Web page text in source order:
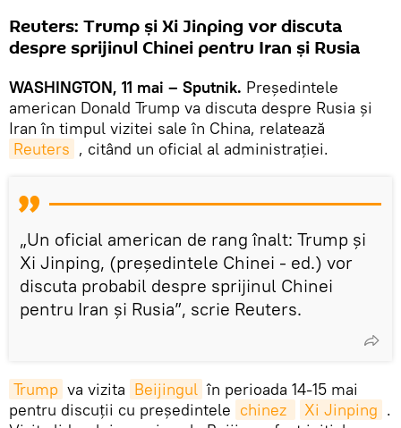
Reuters: Trump și Xi Jinping vor discuta
despre sprijinul Chinei pentru Iran și Rusia
WASHINGTON, 11 mai – Sputnik. Președintele
american Donald Trump va discuta despre Rusia și
Iran în timpul vizitei sale în China, relatează
Reuters , citând un oficial al administrației.
„Un oficial american de rang înalt: Trump și
Xi Jinping, (președintele Chinei - ed.) vor
discuta probabil despre sprijinul Chinei
pentru Iran și Rusia”, scrie Reuters.
Trump va vizita Beijingul în perioada 14-15 mai
pentru discuții cu președintele chinez Xi Jinping .